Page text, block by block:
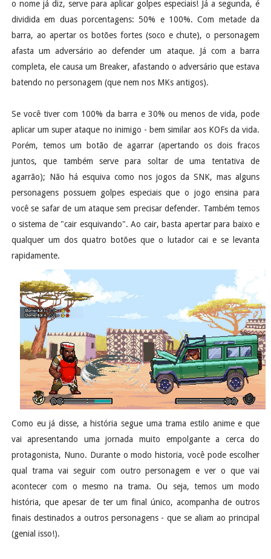
o nome já diz, serve para aplicar golpes especiais! Já a segunda, é
dividida em duas porcentagens: 50% e 100%. Com metade da
barra, ao apertar os botões fortes (soco e chute), o personagem
afasta um adversário ao defender um ataque. Já com a barra
completa, ele causa um Breaker, afastando o adversário que estava
batendo no personagem (que nem nos MKs antigos).
Se você tiver com 100% da barra e 30% ou menos de vida, pode
aplicar um super ataque no inimigo - bem similar aos KOFs da vida.
Porém, temos um botão de agarrar (apertando os dois fracos
juntos, que também serve para soltar de uma tentativa de
agarrão); Não há esquiva como nos jogos da SNK, mas alguns
personagens possuem golpes especiais que o jogo ensina para
você se safar de um ataque sem precisar defender. Também temos
o sistema de "cair esquivando". Ao cair, basta apertar para baixo e
qualquer um dos quatro botões que o lutador cai e se levanta
rapidamente.
Como eu já disse, a história segue uma trama estilo anime e que
vai apresentando uma jornada muito empolgante a cerca do
protagonista, Nuno. Durante o modo historia, você pode escolher
qual trama vai seguir com outro personagem e ver o que vai
acontecer com o mesmo na trama. Ou seja, temos um modo
história, que apesar de ter um final único, acompanha de outros
finais destinados a outros personagens - que se aliam ao principal
(genial isso!).